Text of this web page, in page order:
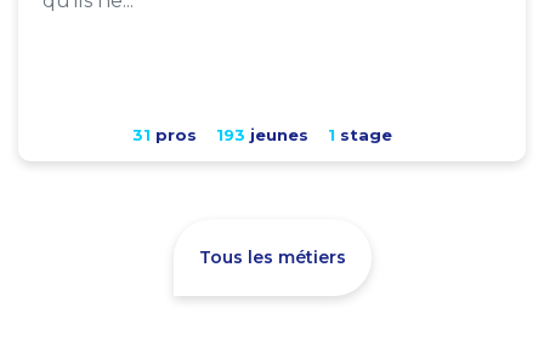
31 pros 193 jeunes 1 stage
Tous les métiers